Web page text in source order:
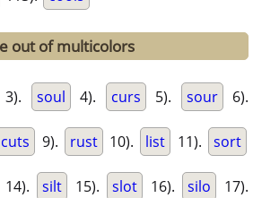
out of multicolors
3). soul 4). curs 5). sour 6).
cuts 9). rust 10). list 11). sort
14). silt 15). slot 16). silo 17).